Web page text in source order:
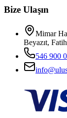
Bize Ulaşın
Mimar
Beyazıt,
546 900